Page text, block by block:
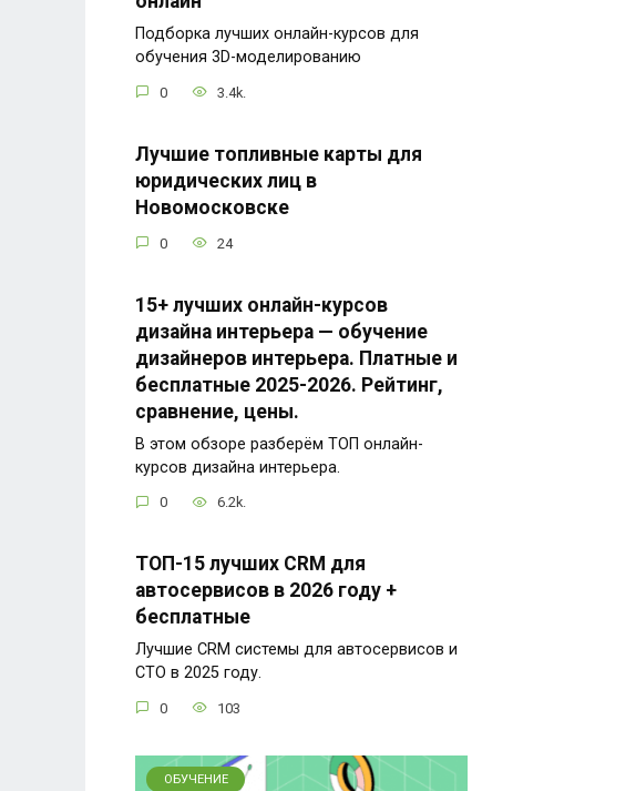
Подборка лучших онлайн-курсов для
обучения 3D-моделированию
0 3.4k.
Лучшие топливные карты для
юридических лиц в
Новомосковске
0 24
15+ лучших онлайн-курсов
дизайна интерьера — обучение
дизайнеров интерьера. Платные и
бесплатные 2025-2026. Рейтинг,
сравнение, цены.
В этом обзоре разберём ТОП онлайн-
курсов дизайна интерьера.
0 6.2k.
ТОП-15 лучших CRM для
автосервисов в 2026 году +
бесплатные
Лучшие CRM системы для автосервисов и
СТО в 2025 году.
0 103
ОБУЧЕНИЕ